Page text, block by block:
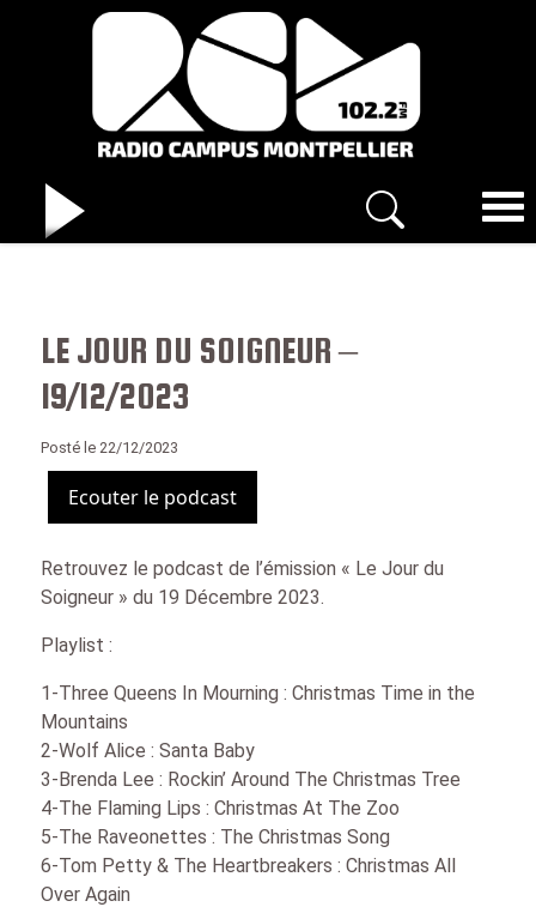
LE JOUR DU SOIGNEUR –
19/12/2023
Posté le 22/12/2023
Ecouter le podcast
Retrouvez le podcast de l’émission « Le Jour du
Soigneur » du 19 Décembre 2023.
Playlist :
1-Three Queens In Mourning : Christmas Time in the
Mountains
2-Wolf Alice : Santa Baby
3-Brenda Lee : Rockin’ Around The Christmas Tree
4-The Flaming Lips : Christmas At The Zoo
5-The Raveonettes : The Christmas Song
6-Tom Petty & The Heartbreakers : Christmas All
Over Again